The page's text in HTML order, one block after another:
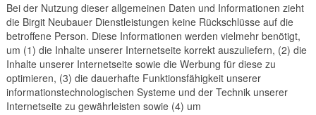
Bei der Nutzung dieser allgemeinen Daten und Informationen zieht
die Birgit Neubauer Dienstleistungen keine Rückschlüsse auf die
betroffene Person. Diese Informationen werden vielmehr benötigt,
um (1) die Inhalte unserer Internetseite korrekt auszuliefern, (2) die
Inhalte unserer Internetseite sowie die Werbung für diese zu
optimieren, (3) die dauerhafte Funktionsfähigkeit unserer
informationstechnologischen Systeme und der Technik unserer
Internetseite zu gewährleisten sowie (4) um